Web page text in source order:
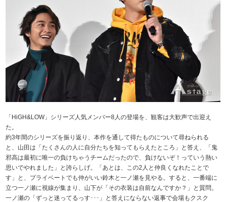
「HiGH&LOW」シリーズ人気メンバー8人の登場を、観客は大歓声で出迎え
た。
約3年間のシリーズを振り返り、本作を通して得たものについて尋ねられる
と、山田は「たくさんの人に自分たちを知ってもらえたところ」と答え、「鬼
邪高は最初に唯一の負けちゃうチームだったので、負けないぞ！っていう熱い
思いでやれました」と誇らしげ。「あとは、この2人と仲良くなれたことで
す」と、プライベートでも仲がいい鈴木と一ノ瀬を見やる。すると、一番端に
立つ一ノ瀬に視線が集まり、山下が「その衣装は自前なんですか？」と質問。
一ノ瀬の「ずっと迷ってるっす･･･」と答えにならない返事で会場もクスク